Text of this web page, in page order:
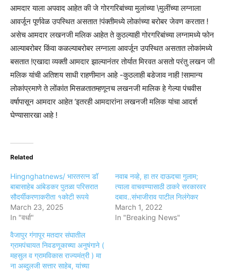
आमदार याला अपवाद आहेत की जे गोरगरिबांच्या मुलांच्या \मुलींच्या लग्नाला
आवर्जून पूर्णवेळ उपस्थित असतात !पंक्तीमध्ये लोकांच्या बरोबर जेवण करतात !
असेच आमदार लखनजी मलिक आहेत ते कुठल्याही गोरगरिबांच्या लग्नामध्ये फोन
आल्याबरोबर किंवा कळल्याबरोबर लग्नाला आवर्जून उपस्थित असतात लोकांमध्ये
बसतात !एखादा व्यक्ती आमदार झाल्यानंतर तोर्यात मिरवत असतो परंतु लखन जी
मलिक यांची अतिशय साधी राहणीमान आहे -कुठलाही बडेजाव नाही !सामान्य
लोकांप्रमाणे ते लोंकांत मिसळतातम्हणूनच लखनजी मालिक हे गेल्या पंचवीस
वर्षापासून आमदार आहेत ‘इतरही आमदारांना लखनजी मलिक यांचा आदर्श
घेण्यासारखा आहे !
Related
Hingnghatnews/ भारतरत्न डॉ
बाबासाहेब आंबेडकर पुतळा परिसरात
सौदर्यीकरणाकरीता १कोटी रूपये
March 23, 2025
In "वर्धा"
नवाब नव्हे, हा तर दाऊदचा गुलाम;
त्याला वाचवण्यासाठी ठाकरे सरकारवर
दबाव..संभाजीराव पाटील निलंगेकर
March 1, 2022
In "Breaking News"
वैजापुर गंगापूर मतदार संघातील
ग्रामपंचायत निवडणूकाच्या अनुषंगाने (
महसुल व ग्रामविकास राज्यमंत्री ) मा
ना अब्दुलजी सत्तार साहेब, यांच्या